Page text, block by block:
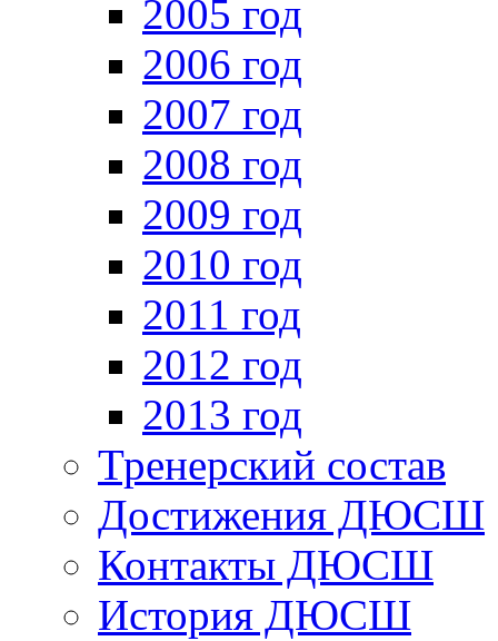
2005 год
2006 год
2007 год
2008 год
2009 год
2010 год
2011 год
2012 год
2013 год
Тренерский состав
Достижения ДЮСШ
Контакты ДЮСШ
История ДЮСШ